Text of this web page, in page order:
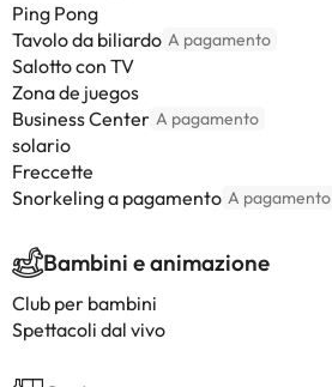
Ping Pong
Tavolo da biliardo A pagamento
Salotto con TV
Zona de juegos
Business Center A pagamento
solario
Freccette
Snorkeling a pagamento A pagamento
Bambini e animazione
Club per bambini
Spettacoli dal vivo